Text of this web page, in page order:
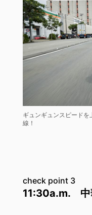
ギュンギュンスピード
線！
check point 3
11:30a.m. 中